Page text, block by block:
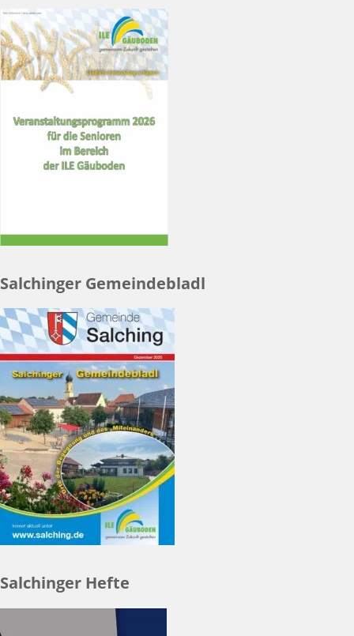
Salchinger Gemeindebladl
Salchinger Hefte